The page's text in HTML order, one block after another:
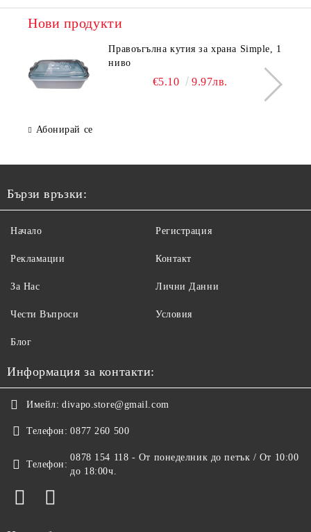
Нови продукти
Правоъгълна кутия за храна Simple, 1
ниво
€5.10 9.97лв.
Абонирай се
Бързи връзки:
Начало
Рекламации
За Нас
Чести Въпроси
Регистрация
Контакт
Лични Данни
Условия
Блог
Информация за контакти:
Имейл: divapo.store@gmail.com
Телефон: 0877 260 500
Телефон:
0878 154 118 - От понеделник до петък / От 10:00
до 18:00ч.